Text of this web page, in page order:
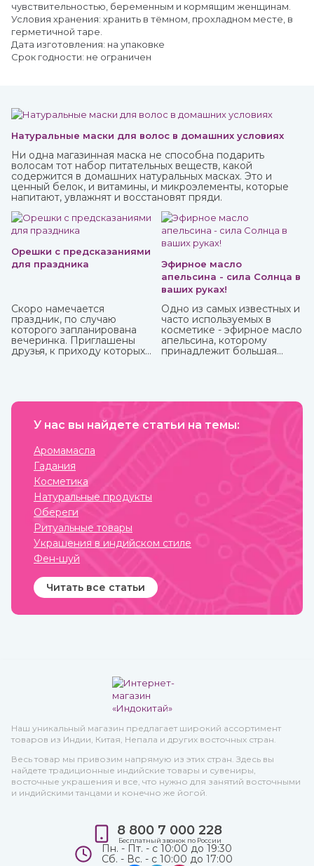
чувствительностью, беременным и кормящим женщинам.
Условия хранения: хранить в тёмном, прохладном месте, в
герметичной таре.
Дата изготовления: на упаковке
Срок годности: не ограничен
Натуральные маски для волос в домашних условиях
Ни одна магазинная маска не способна подарить
волосам тот набор питательных веществ, какой
содержится в домашних натуральных масках. Это и
ценный белок, и витамины, и микроэлементы, которые
напитают, увлажнят и восстановят пряди.
Орешки с предсказаниями
для праздника
Скоро намечается
праздник, по случаю
которого запланирована
вечеринка. Приглашены
друзья, к приходу которых
дорогим шампанским для
любой вкус. И все же чего-
Это интересного и
необычного развлечения,
которое должно прийтись
по нраву всем.
Эфирное масло
апельсина - сила Солнца в
ваших руках!
Одно из самых известных и
часто используемых в
косметике - эфирное масло
апельсина, которому
принадлежит большая
получения. Это яркий,
который подарит вам
У нас вы найдете статьи на темы:
Аромамасла
Гадания
Косметика
Натуральные продукты
Обереги
Ритуальные товары
Украшения в индийском стиле
Фен-шуй
Читать все статьи
Наш уникальный магазин предлагает широкий ассортимент
товаров из Индии, Китая, Непала и других восточных стран.
Весь товар мы привозим напрямую из этих стран. Здесь вы
найдете традиционные индийские товары и сувениры,
восточные украшения и все, что нужно для занятий восточными
и индийскими танцами и конечно же йогой.
8 800 7 000 228
Бесплатный звонок по России
Пн. - Пт. - с 10:00 до 19:30
Сб. - Вс. - с 10:00 до 17:00